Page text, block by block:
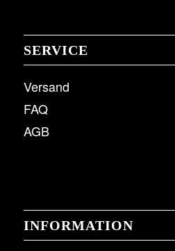
SERVICE
Versand
FAQ
AGB
INFORMATION